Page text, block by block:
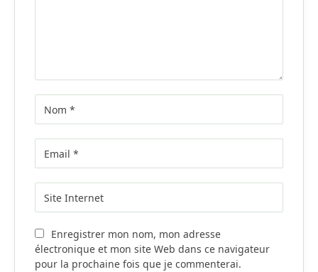
Enregistrer mon nom, mon adresse
électronique et mon site Web dans ce navigateur
pour la prochaine fois que je commenterai.